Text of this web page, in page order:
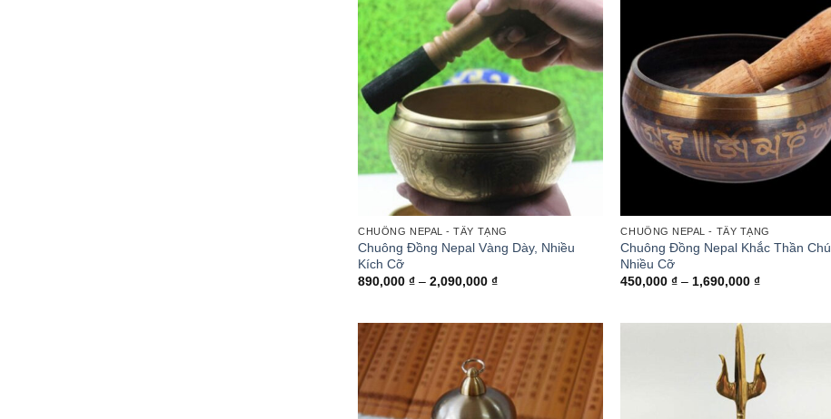
CHUÔNG NEPAL - TÂY TẠNG
Chuông Đồng Nepal Vàng Dày, Nhiều
Kích Cỡ
890,000₫ – 2,090,000₫Khoảng
đến
2,090,000 ₫
CHUÔNG NEPAL - TÂY TẠNG
Chuông Đồng Nepal Khắc Thần Chú,
Nhiều Cỡ
450,000₫ – 1,690,000₫Khoảng